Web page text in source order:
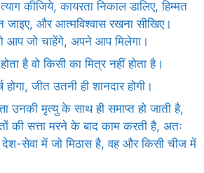
कीजिये, कायरता निकाल डालिए, हिम्मत
जाइए, और आत्मविश्वास रखना सीखिए।
आप जो चाहेंगे, अपने आप मिलेगा।
है वो किसी का मित्र नहीं होता है।
होगा, जीत उतनी ही शानदार होगी।
उनकी मृत्यु के साथ ही समाप्त हो जाती है,
की सत्ता मरने के बाद काम करती है, अतः
देश-सेवा में जो मिठास है, वह और किसी चीज में